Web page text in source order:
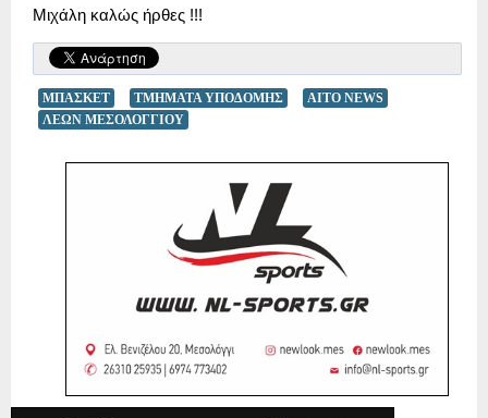
Μιχάλη καλώς ήρθες !!!
ΜΠΑΣΚΕΤ ΤΜΗΜΑΤΑ ΥΠΟΔΟΜΗΣ
AITO NEWS
ΛΕΩΝ ΜΕΣΟΛΟΓΓΙΟΥ